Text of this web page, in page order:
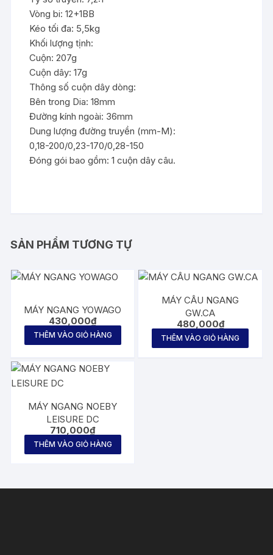
Vòng bi: 12+1BB
Kéo tối đa: 5,5kg
Khối lượng tịnh:
Cuộn: 207g
Cuộn dây: 17g
Thông số cuộn dây dòng:
Bên trong Dia: 18mm
Đường kính ngoài: 36mm
Dung lượng đường truyền (mm-M):
0,18-200/0,23-170/0,28-150
Đóng gói bao gồm: 1 cuộn dây câu.
SẢN PHẨM TƯƠNG TỰ
MÁY NGANG YOWAGO
430,000₫
THÊM VÀO GIỎ HÀNG
MÁY CÂU NGANG
GW.CA
480,000₫
THÊM VÀO GIỎ HÀNG
MÁY NGANG NOEBY
LEISURE DC
710,000₫
THÊM VÀO GIỎ HÀNG